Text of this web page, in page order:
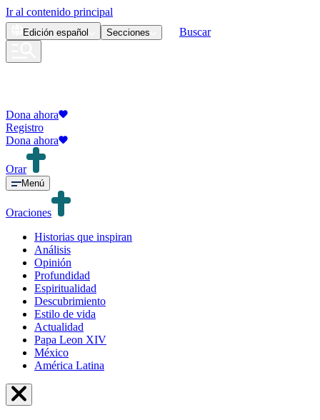
Ir al contenido principal
Edición español Secciones Buscar
Dona ahora
Registro
Dona ahora
Orar
Menú
Oraciones
Historias que inspiran
Análisis
Opinión
Profundidad
Espiritualidad
Descubrimiento
Estilo de vida
Actualidad
Papa Leon XIV
México
América Latina